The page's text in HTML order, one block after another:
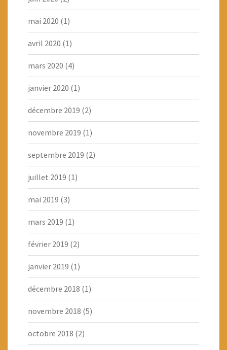
mai 2020 (1)
avril 2020 (1)
mars 2020 (4)
janvier 2020 (1)
décembre 2019 (2)
novembre 2019 (1)
septembre 2019 (2)
juillet 2019 (1)
mai 2019 (3)
mars 2019 (1)
février 2019 (2)
janvier 2019 (1)
décembre 2018 (1)
novembre 2018 (5)
octobre 2018 (2)